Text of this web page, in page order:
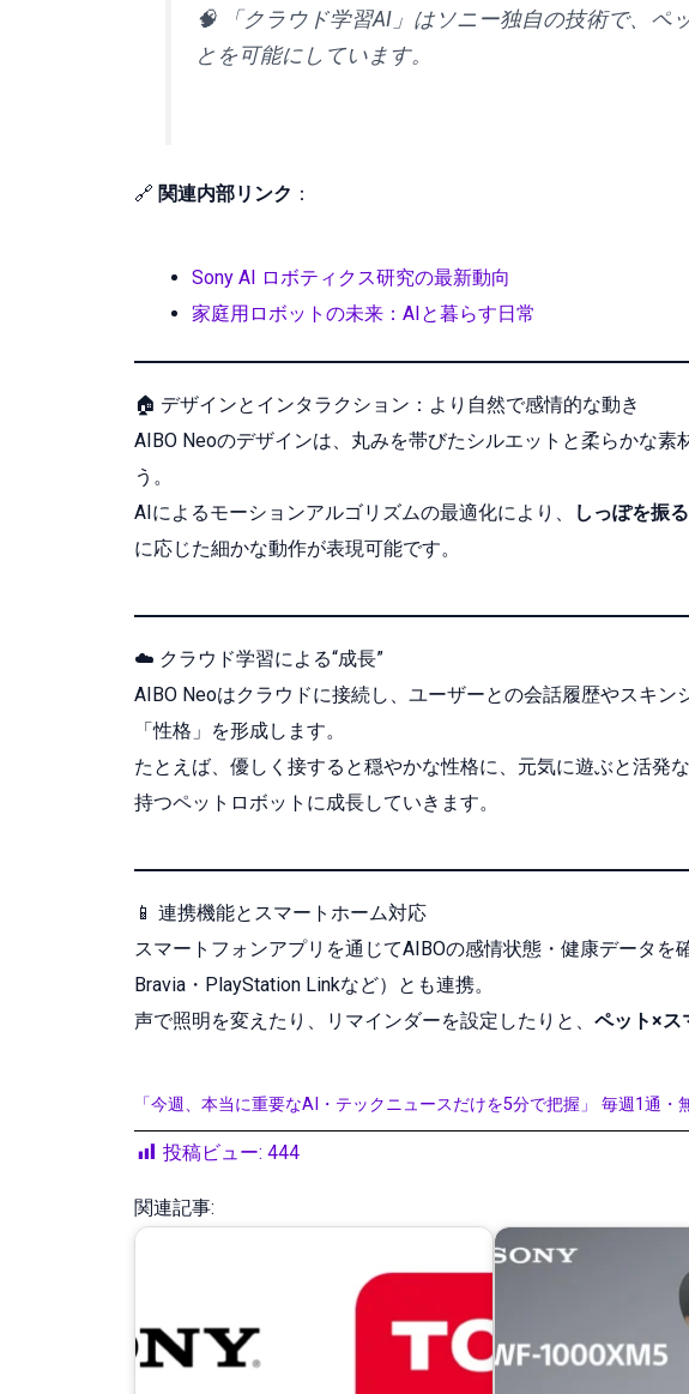
🧠 「クラウド学習AI」はソニー独自の技術で、ペ
とを可能にしています。
🔗 関連内部リンク ：
Sony AI ロボティクス研究の最新動向
家庭用ロボットの未来：AIと暮らす日常
🏠 デザインとインタラクション：より自然で感情的な動き
AIBO Neoのデザインは、丸みを帯びたシルエットと柔らかな
う。
AIによるモーションアルゴリズムの最適化により、
しっぽを振
に応じた細かな動作が表現可能です。
☁️ クラウド学習による“成長”
AIBO Neoはクラウドに接続し、ユーザーとの会話履歴やスキ
「性格」を形成します。
たとえば、優しく接すると穏やかな性格に、元気に遊ぶと活発
持つペットロボットに成長していきます。
📱 連携機能とスマートホーム対応
スマートフォンアプリを通じてAIBOの感情状態・健康データを
Bravia・PlayStation Linkなど）とも連携。
声で照明を変えたり、リマインダーを設定したりと、 ペット×ス
「今週、本当に重要なAI・テックニュースだけを5分で把握」 毎週1通
投稿ビュー: 444
関連記事: